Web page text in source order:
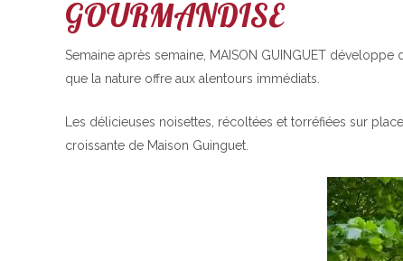
GOURMANDISE
Semaine après semaine, MAISON GUINGUET
que la nature offre aux alentours immédiats.
Les délicieuses noisettes, récoltées et torréfiées sur
croissante de Maison Guinguet.